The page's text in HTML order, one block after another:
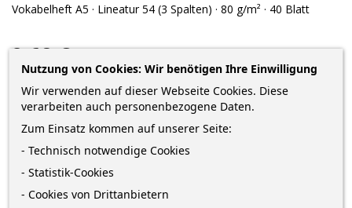
Vokabelheft A5 · Lineatur 54 (3 Spalten) · 80 g/m² · 40 Blatt
2,68 €
IN DEN WARENKORB
Nutzung von Cookies: Wir benötigen Ihre Einwilligung
Wir verwenden auf dieser Webseite Cookies. Diese
verarbeiten auch personenbezogene Daten.
Zum Einsatz kommen auf unserer Seite:
- Technisch notwendige Cookies
- Statistik-Cookies
- Cookies von Drittanbietern